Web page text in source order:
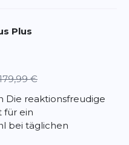
Plus
€
Die reaktionsfreudige
für ein
bei täglichen